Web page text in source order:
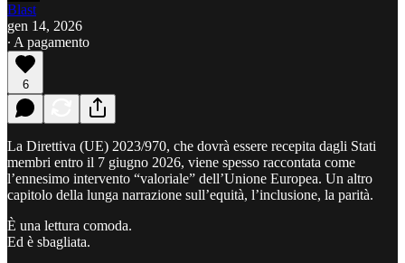
Blast
gen 14, 2026
∙ A pagamento
6
La Direttiva (UE) 2023/970, che dovrà essere recepita dagli Stati
membri entro il 7 giugno 2026, viene spesso raccontata come
l’ennesimo intervento “valoriale” dell’Unione Europea. Un altro
capitolo della lunga narrazione sull’equità, l’inclusione, la parità.
È una lettura comoda.
Ed è sbagliata.